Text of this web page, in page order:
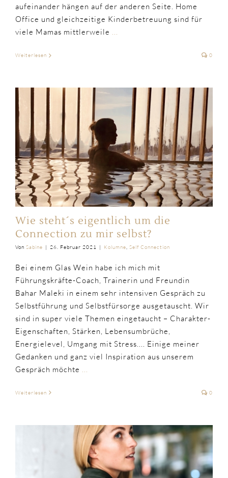
aufeinander hängen auf der anderen Seite. Home
Office und gleichzeitige Kinderbetreuung sind für
viele Mamas mittlerweile ...
Weiterlesen 0
Wie steht´s eigentlich um die
Connection zu mir selbst?
Von Sabine | 26. Februar 2021 | Kolumne, Self Connection
Bei einem Glas Wein habe ich mich mit
Führungskräfte-Coach, Trainerin und Freundin
Bahar Maleki in einem sehr intensiven Gespräch zu
Selbstführung und Selbstfürsorge ausgetauscht. Wir
sind in super viele Themen eingetaucht – Charakter-
Eigenschaften, Stärken, Lebensumbrüche,
Energielevel, Umgang mit Stress.... Einige meiner
Gedanken und ganz viel Inspiration aus unserem
Gespräch möchte
Weiterlesen 0